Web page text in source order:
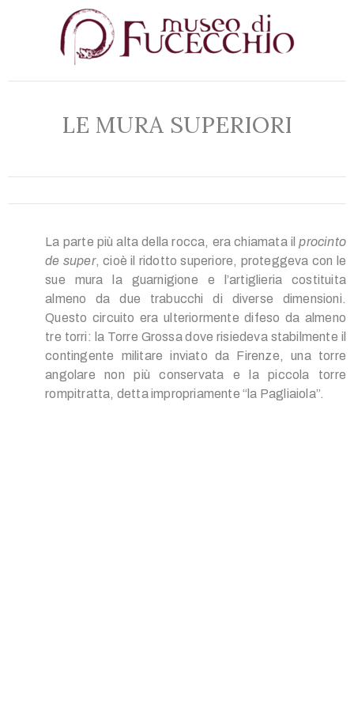
LE MURA SUPERIORI
La parte più alta della rocca, era chiamata ilprocinto
de super, cioè il ridotto superiore, proteggeva con le
sue mura la guarnigione e l’artiglieria costituita
almeno da due trabucchi di diverse dimensioni.
Questo circuito era ulteriormente difeso da almeno
tre torri: la Torre Grossa dove risiedeva stabilmente il
contingente militare inviato da Firenze, una torre
angolare non più conservata e la piccola torre
rompitratta, detta impropriamente “la Pagliaiola”.